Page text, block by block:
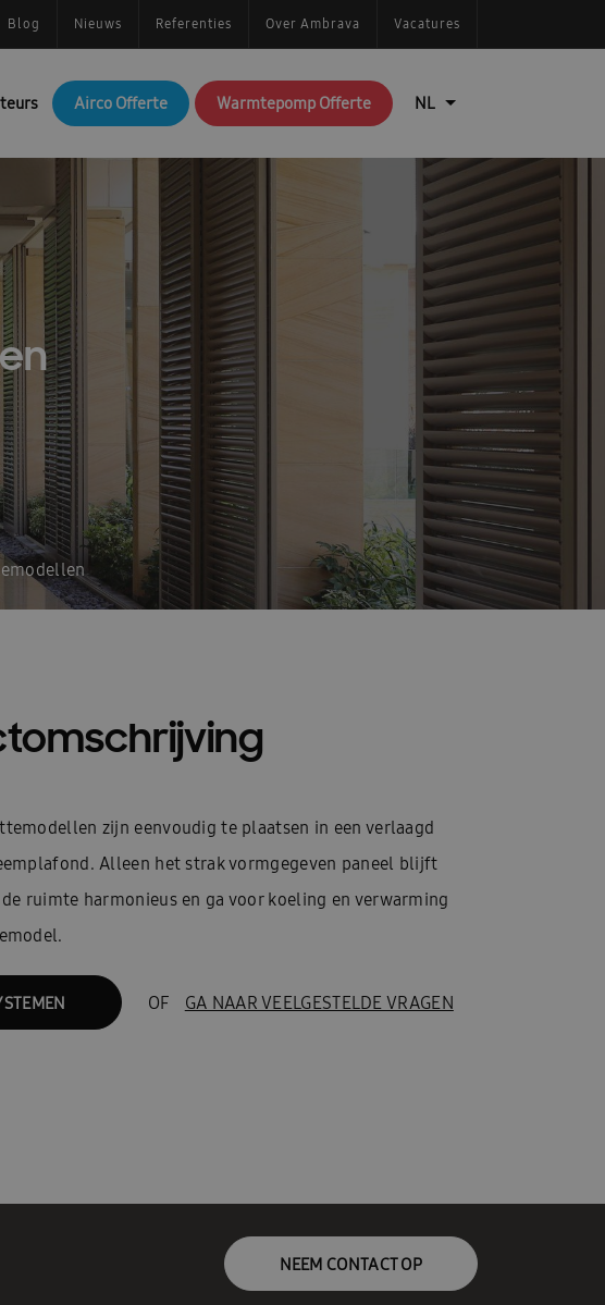
Blog Nieuws Referenties Over Ambrava Vacatures
Airco Offerte Warmtepomp Offerte
zijn eenvoudig te plaatsen in een verlaagd
Alleen het strak vormgegeven paneel blijft
ruimte harmonieus en ga voor koeling en verwarming
OF GA NAAR VEELGESTELDE VRAGEN
NEEM CONTACT OP